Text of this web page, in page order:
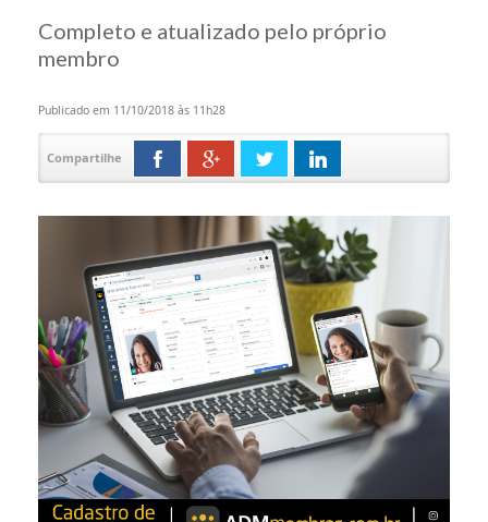
Completo e atualizado pelo próprio
membro
Publicado em 11/10/2018 às 11h28
Compartilhe